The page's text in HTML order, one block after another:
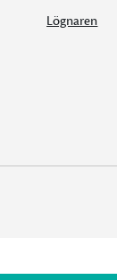
Lögnaren